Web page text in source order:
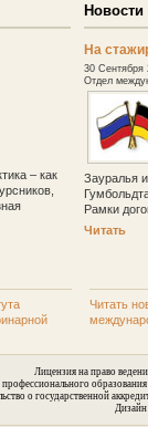
– как
На
30 Сентября
Отдел
Зауралья
Рамки
Читать
Читать
Лицензия на право
профессионального
о государственной